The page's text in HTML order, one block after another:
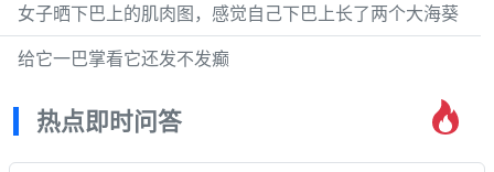
女子晒下巴上的肌肉图，感觉自己下巴上长了两个大海葵
给它一巴掌看它还发不发癫
热点即时问答